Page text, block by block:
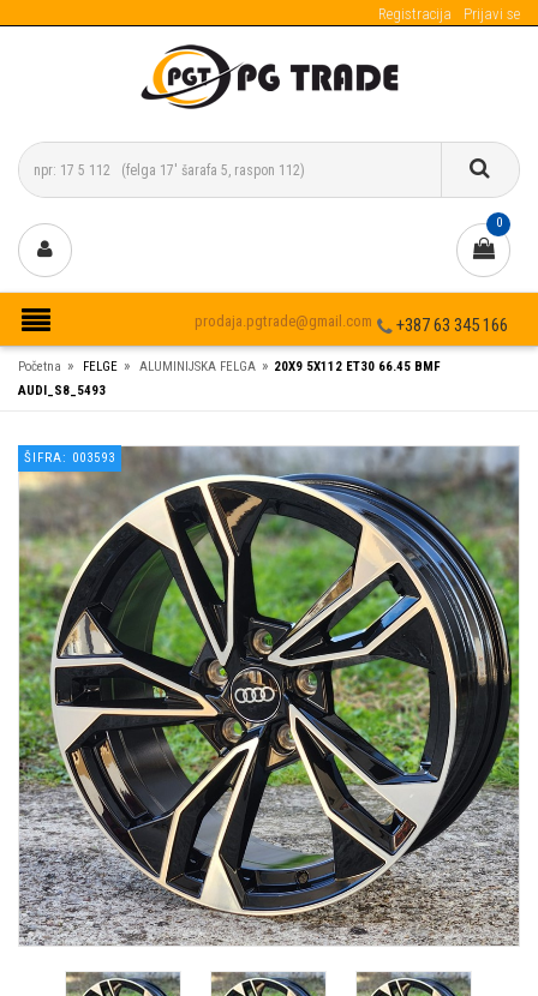
Registracija Prijavi se
0
+387 63 345 166
prodaja.pgtrade@gmail.com
Početna » FELGE » ALUMINIJSKA FELGA » 20X9 5X112 ET30 66.45 BMF
AUDI_S8_5493
ŠIFRA: 003593